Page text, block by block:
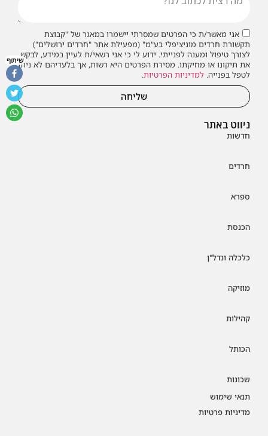
ניווט באתר
חדשות
חרדים
ספרא
הכנסת
כלכלה ונדל"ן
מוזיקה
קהילות
הכותל
שכונות
תנאי שימוש
מדיניות פרטיות
אני מאשר/ת כי הפרטים שמסרתי יישמרו במאגר של "קבוצת
תקשורת חרדים מוניציפלי בע"מ" (מפעילת אתר "חרדים ירושלים")
לצורך טיפול ומענה לפנייתי. ידוע לי כי אני רשאי/ת לעיין במידע, לבקש
את תיקונו או מחיקתו. מסירת הפרטים היא רשות, אך בלעדיהם לא ניתן
לטפל בפנייה. למדיניות הפרטיות.
שליחה
שיתוף